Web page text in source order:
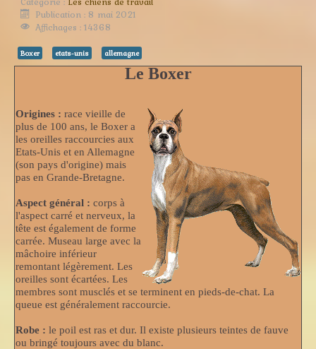
Publication : 8 mai 2021
Affichages : 14368
Boxer etats-unis allemagne
Le Boxer
Origines : race vieille de
plus de 100 ans, le Boxer a
les oreilles raccourcies aux
Etats-Unis et en Allemagne
(son pays d'origine) mais
pas en Grande-Bretagne.
Aspect général : corps à
l'aspect carré et nerveux, la
tête est également de forme
carrée. Museau large avec la
mâchoire inférieur
remontant légèrement. Les
oreilles sont écartées. Les
membres sont musclés et se terminent en pieds-de-chat. La
queue est généralement raccourcie.
Robe : le poil est ras et dur. Il existe plusieurs teintes de fauve
ou bringé toujours avec du blanc.